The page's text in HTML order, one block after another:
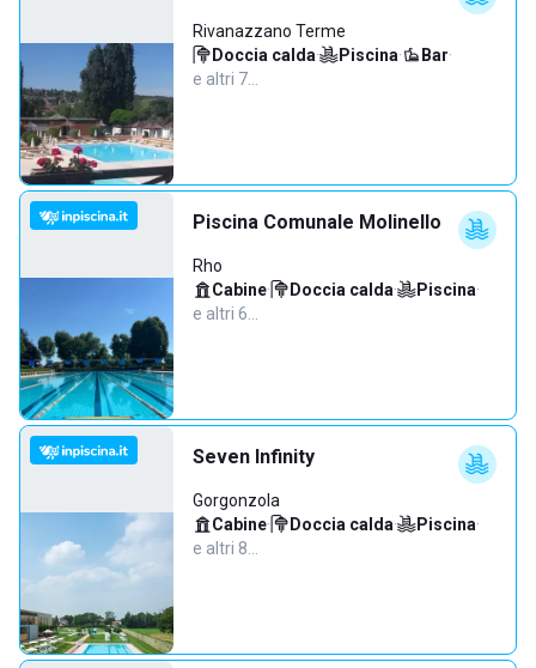
Rivanazzano Terme
Doccia calda· Piscina· Bar·
e altri 7…
Piscina Comunale Molinello
Rho
Cabine· Doccia calda· Piscina·
e altri 6…
Seven Infinity
Gorgonzola
Cabine· Doccia calda· Piscina·
e altri 8…